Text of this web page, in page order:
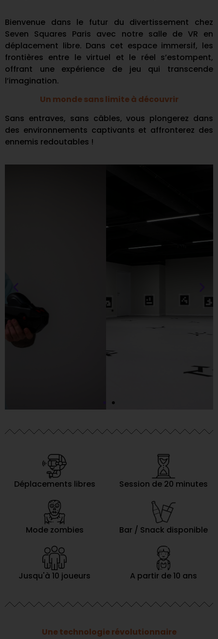
Bienvenue dans le futur du divertissement chez
Seven Squares Paris avec notre salle de VR en
déplacement libre. Dans cet espace immersif, les
frontières entre le virtuel et le réel s’estompent,
offrant une expérience de jeu qui transcende
l’imagination.
Un monde sans limite à découvrir
Sans entraves, sans câbles, vous plongerez dans
des environnements captivants et affronterez des
ennemis redoutables !
Déplacements libres Session de 20 minutes
Mode zombies Bar / Snack disponible
Jusqu'à 10 joueurs A partir de 10 ans
Une technologie révolutionnaire